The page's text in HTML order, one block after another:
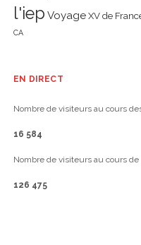
l'iep Voyage XV de
CA
EN DIRECT
Nombre de visiteurs au cours
16 584
Nombre de visiteurs au cours de
126 475